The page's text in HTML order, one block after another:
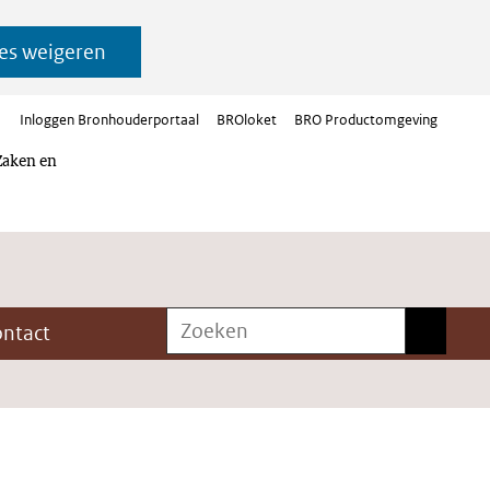
weigeren
en
Inloggen Bronhouderportaal BROloket BRO Productomgeving
Zoeken